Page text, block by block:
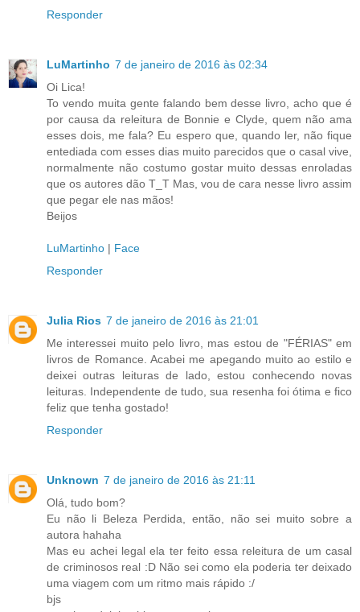
Responder
LuMartinho 7 de janeiro de 2016 às 02:34
Oi Lica!
To vendo muita gente falando bem desse livro, acho que é
por causa da releitura de Bonnie e Clyde, quem não ama
esses dois, me fala? Eu espero que, quando ler, não fique
entediada com esses dias muito parecidos que o casal vive,
normalmente não costumo gostar muito dessas enroladas
que os autores dão T_T Mas, vou de cara nesse livro assim
que pegar ele nas mãos!
Beijos
LuMartinho | Face
Responder
Julia Rios 7 de janeiro de 2016 às 21:01
Me interessei muito pelo livro, mas estou de "FÉRIAS" em
livros de Romance. Acabei me apegando muito ao estilo e
deixei outras leituras de lado, estou conhecendo novas
leituras. Independente de tudo, sua resenha foi ótima e fico
feliz que tenha gostado!
Responder
Unknown 7 de janeiro de 2016 às 21:11
Olá, tudo bom?
Eu não li Beleza Perdida, então, não sei muito sobre a
autora hahaha
Mas eu achei legal ela ter feito essa releitura de um casal
de criminosos real :D Não sei como ela poderia ter deixado
uma viagem com um ritmo mais rápido :/
bjs